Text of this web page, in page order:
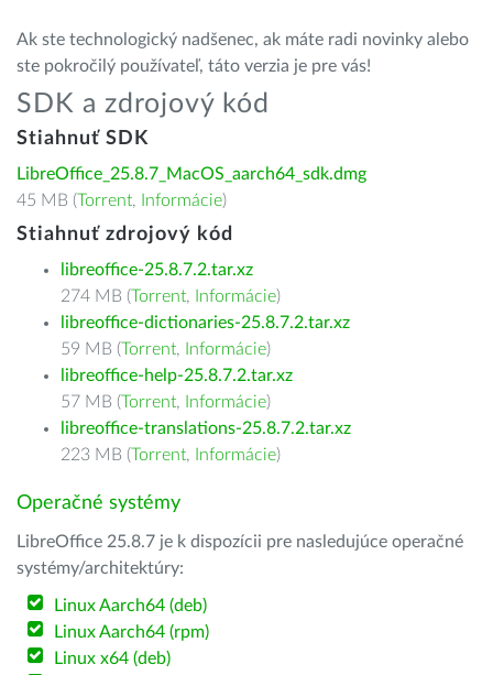
Ak ste technologický nadšenec, ak máte radi novinky alebo
ste pokročilý používateľ, táto verzia je pre vás!
SDK a zdrojový kód
Stiahnuť SDK
LibreOffice_25.8.7_MacOS_aarch64_sdk.dmg
45 MB (Torrent, Informácie)
Stiahnuť zdrojový kód
libreoffice-25.8.7.2.tar.xz
274 MB (Torrent, Informácie)
libreoffice-dictionaries-25.8.7.2.tar.xz
59 MB (Torrent, Informácie)
libreoffice-help-25.8.7.2.tar.xz
57 MB (Torrent, Informácie)
libreoffice-translations-25.8.7.2.tar.xz
223 MB (Torrent, Informácie)
Operačné systémy
LibreOffice 25.8.7 je k dispozícii pre nasledujúce operačné
systémy/architektúry:
Linux Aarch64 (deb)
Linux Aarch64 (rpm)
Linux x64 (deb)